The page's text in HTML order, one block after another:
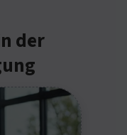
der